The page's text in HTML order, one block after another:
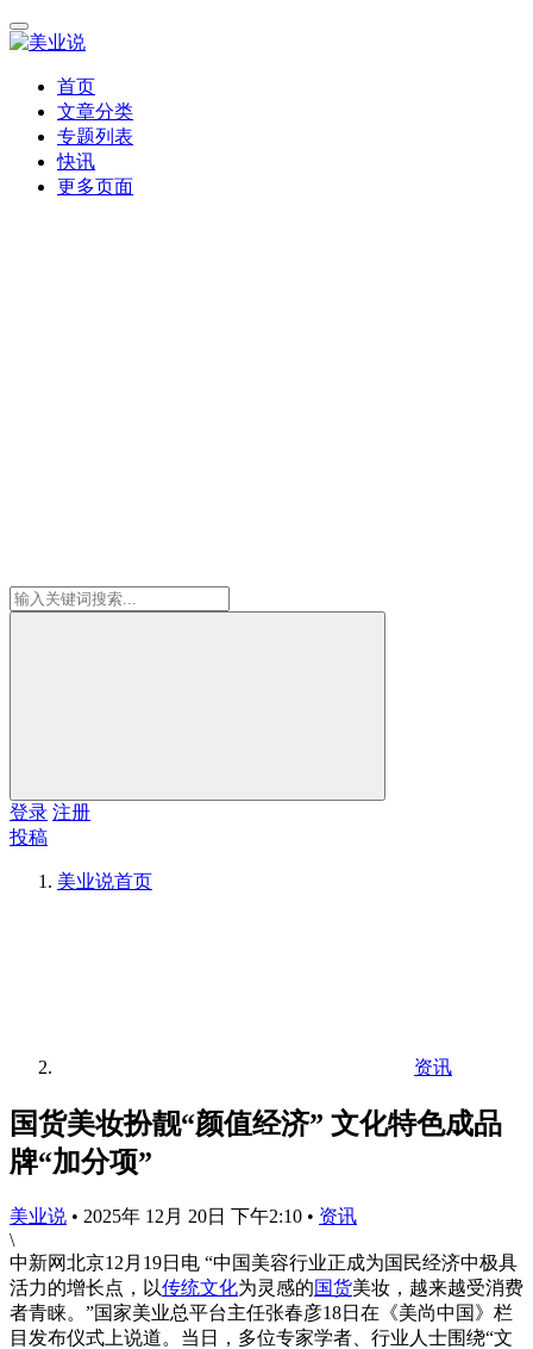
首页
文章分类
专题列表
快讯
更多页面
登录 注册
投稿
美业说首页
资讯
国货美妆扮靓“颜值经济” 文化特色成品
牌“加分项”
美业说 • 2025年 12月 20日 下午2:10 • 资讯
\
中新网北京12月19日电 “中国美容行业正成为国民经济中极具
活力的增长点，以传统文化为灵感的国货美妆，越来越受消费
者青睐。”国家美业总平台主任张春彦18日在《美尚中国》栏
目发布仪式上说道。当日，多位专家学者、行业人士围绕“文